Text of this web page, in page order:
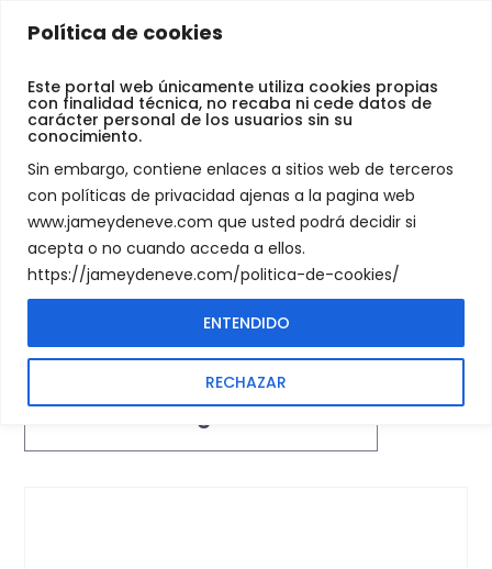
Política de cookies
Este portal web únicamente utiliza cookies propias
con finalidad técnica, no recaba ni cede datos de
carácter personal de los usuarios sin su
conocimiento.
Sin embargo, contiene enlaces a sitios web de terceros
con políticas de privacidad ajenas a la pagina web
www.jameydeneve.com que usted podrá decidir si
acepta o no cuando acceda a ellos.
https://jameydeneve.com/politica-de-cookies/
RECHAZAR
ENTENDIDO
Jamey
NeveScrambler
Showing the single result